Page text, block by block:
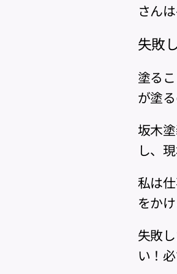
さん
失敗
塗る
が塗
坂木
し、
私は
をか
失敗
い！